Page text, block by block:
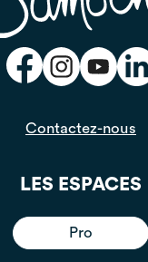
Contactez-nous
LES ESPACES
Pro